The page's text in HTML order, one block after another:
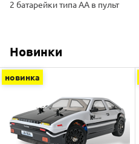
2 батарейки типа АА в пульт
Новинки
новинка